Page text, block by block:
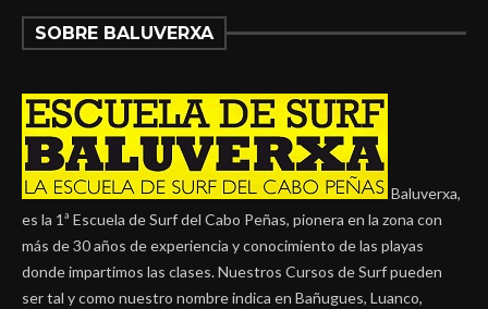
SOBRE BALUVERXA
Baluverxa,
es la 1ª Escuela de Surf del Cabo Peñas, pionera en la zona con
más de 30 años de experiencia y conocimiento de las playas
donde impartimos las clases. Nuestros Cursos de Surf pueden
ser tal y como nuestro nombre indica en Bañugues, Luanco,